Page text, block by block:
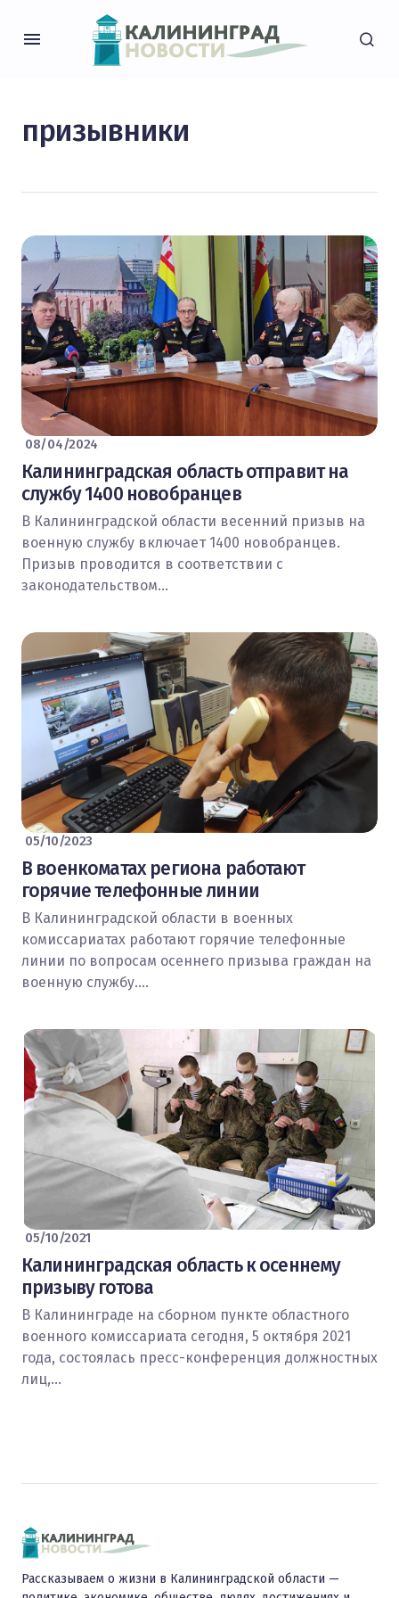
призывники
08/04/2024
Калининградская область отправит на
службу 1400 новобранцев
В Калининградской области весенний призыв на
военную службу включает 1400 новобранцев.
Призыв проводится в соответствии с
законодательством…
05/10/2023
В военкоматах региона работают
горячие телефонные линии
В Калининградской области в военных
комиссариатах работают горячие телефонные
линии по вопросам осеннего призыва граждан на
военную службу.…
05/10/2021
Калининградская область к осеннему
призыву готова
В Калининграде на сборном пункте областного
военного комиссариата сегодня, 5 октября 2021
года, состоялась пресс-конференция должностных
лиц,…
Рассказываем о жизни в Калининградской области —